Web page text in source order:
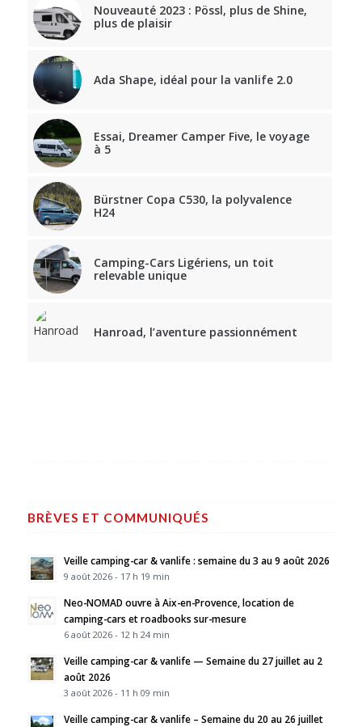
Nouveauté 2023 : Pössl, plus de Shine,
plus de plaisir
Ada Shape, idéal pour la vanlife 2.0
Essai, Dreamer Camper Five, le voyage
à 5
Bürstner Copa C530, la polyvalence
H24
Camping-Cars Ligériens, un toit
relevable unique
Hanroad, l’aventure passionnément
BRÈVES ET COMMUNIQUÉS
Veille camping-car & vanlife : semaine du 3 au 9 août 2026
9 août 2026 - 17 h 19 min
Neo-NOMAD ouvre à Aix-en-Provence, location de
camping-cars et roadbooks sur-mesure
6 août 2026 - 12 h 24 min
Veille camping-car & vanlife — Semaine du 27 juillet au 2
août 2026
3 août 2026 - 11 h 09 min
Veille camping-car & vanlife – Semaine du 20 au 26 juillet